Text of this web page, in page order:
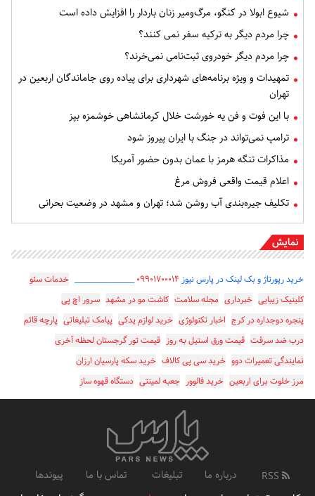
شیوع ابولا در کنگو، مرگ‌ومیر زنان باردار را افزایش داده است
چرا مردم دیگر به ترکیه سفر نمی کنند؟
چرا مردم دیگر خودروی ثبت‌نامی نمی‌خرند؟
تمهیدات و ویژه برنامه‌های شهرداری برای پیاده روی جاماندگان اربعین در
تهران
با این فوت و فن یه خورشت خلال کرمانشاهی خوشمزه بپز
ترامپ نمی‌تواند در جنگ با ایران پیروز شود
مذاکرات تنگه هرمز با عمان بدون حضور آمریکا
اعلام قیمت واقعی فروش مرغ
تکلیف جیره‌بندی آب روشن شد؛ تهران و مشهد در وضعیت بحرانی
نمایش
خرید رپورتاژ و بک لینک در پارس نیوز ۰۹۹۰۱۷۰۰۰۱۴_________________ خدمات سئو
کلینیک زیبایی خبرداری مجله سلامت کاشت مو در مشهد سرور اچ پی
پنجره دوجداره در کرج اخبار تکنولوژی خرید لوازم یدکی پیامک تبلیغاتی پارچه قائم
درب ضد سرقت قیمت ورق استیل به روز قیمت تور گرجستان لحظه آخری
نمایندگی تعمیرات دوو خرید سی پی کالاف خرید سکه پارسیان ارزان
مرز خلوت برای اربعین خرید فالوور جعبه لمینتی دستگاه قهوه ساز
درباره ما تبلیغات تماس با ما پیوندها